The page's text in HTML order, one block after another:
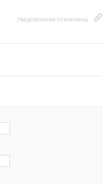
Уведомления отключены